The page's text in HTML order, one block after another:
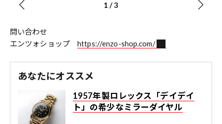
1 /3
問い合わせ
エンツォショップhttps://enzo-shop.com/
あなたにオススメ
1957年製ロレックス「デイデイ
ト」の希少なミラーダイヤル